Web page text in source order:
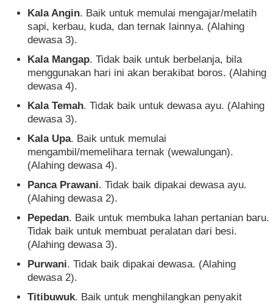
Kala Angin. Baik untuk memulai mengajar/melatih
sapi, kerbau, kuda, dan ternak lainnya. (Alahing
dewasa 3).
Kala Mangap. Tidak baik untuk berbelanja, bila
menggunakan hari ini akan berakibat boros. (Alahing
dewasa 4).
Kala Temah. Tidak baik untuk dewasa ayu. (Alahing
dewasa 3).
Kala Upa. Baik untuk memulai
mengambil/memelihara ternak (wewalungan).
(Alahing dewasa 4).
Panca Prawani. Tidak baik dipakai dewasa ayu.
(Alahing dewasa 2).
Pepedan. Baik untuk membuka lahan pertanian baru.
Tidak baik untuk membuat peralatan dari besi.
(Alahing dewasa 3).
Purwani. Tidak baik dipakai dewasa. (Alahing
dewasa 2).
Titibuwuk. Baik untuk menghilangkan penyakit